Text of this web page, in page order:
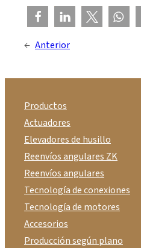
← Anterior
Productos
Actuadores
Elevadores de husillo
Reenvíos angulares ZK
Reenvíos angulares
Tecnología de conexiones
Tecnología de motores
Accesorios
Producción según plano